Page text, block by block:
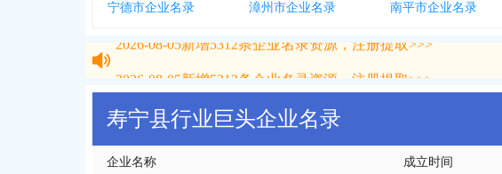
宁德市企业名录
漳州市企业名录 南平市企业名录
寿宁县行业巨头企业名录
企业名称 成立时间